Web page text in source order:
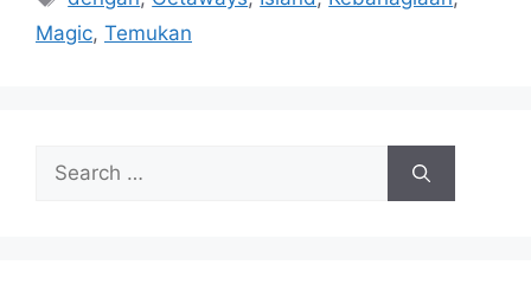
Magic, Temukan
Search
for: